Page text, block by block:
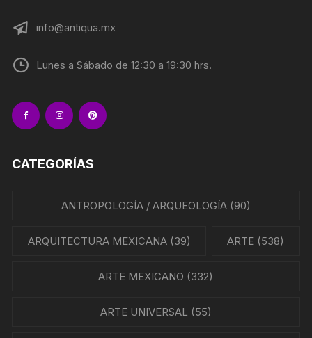
info@antiqua.mx
Lunes a Sábado de 12:30 a 19:30 hrs.
CATEGORÍAS
ANTROPOLOGÍA / ARQUEOLOGÍA(90)
ARQUITECTURA MEXICANA(39) ARTE (538)
ARTE MEXICANO (332)
ARTE UNIVERSAL (55)